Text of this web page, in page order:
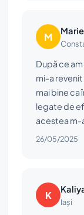
M
După ce
mi-a revenit
mai bine ca
legate de
acestea m-
26/05/2025
K
Iași